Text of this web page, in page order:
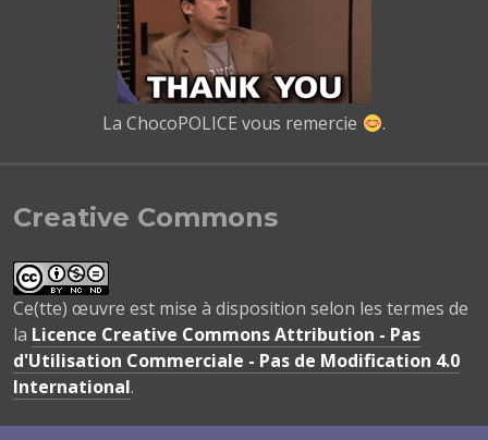
La ChocoPOLICE vous remercie .
Creative Commons
Ce(tte) œuvre est mise à disposition selon les termes de
la Licence Creative Commons Attribution - Pas
d'Utilisation Commerciale - Pas de Modification 4.0
International.